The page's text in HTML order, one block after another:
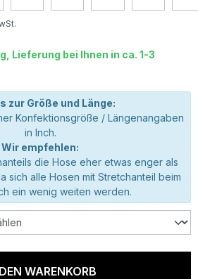
Lieferung bei Ihnen in ca. 1-3
zur Größe und Länge:
Konfektionsgröße / Längenangaben
in Inch.
Wir empfehlen:
die Hose eher etwas enger als
sich alle Hosen mit Stretchanteil beim
ein wenig weiten werden.
WARENKORB